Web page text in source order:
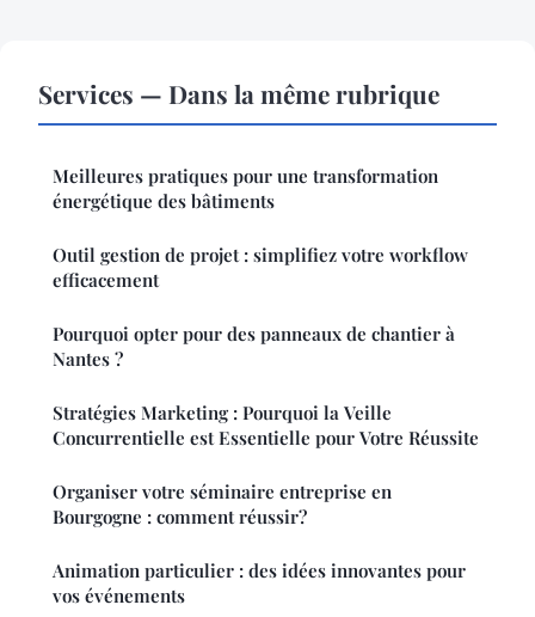
Services — Dans la même rubrique
Meilleures pratiques pour une transformation
énergétique des bâtiments
Outil gestion de projet : simplifiez votre workflow
efficacement
Pourquoi opter pour des panneaux de chantier à
Nantes ?
Stratégies Marketing : Pourquoi la Veille
Concurrentielle est Essentielle pour Votre Réussite
Organiser votre séminaire entreprise en
Bourgogne : comment réussir?
Animation particulier : des idées innovantes pour
vos événements